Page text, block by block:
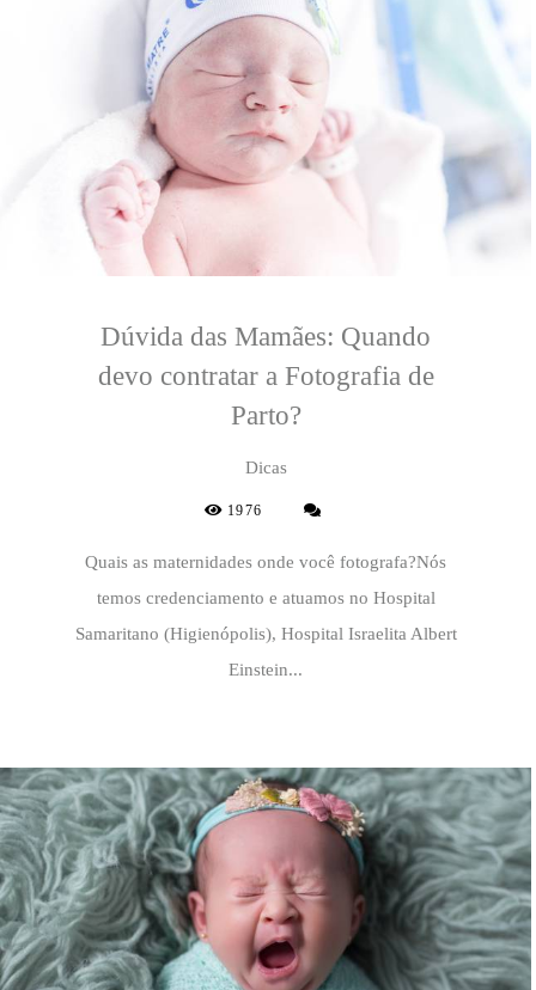
Dúvida das Mamães: Quando
devo contratar a Fotografia de
Parto?
Dicas
1976
Quais as maternidades onde você fotografa?Nós
temos credenciamento e atuamos no Hospital
Samaritano (Higienópolis), Hospital Israelita Albert
Einstein...